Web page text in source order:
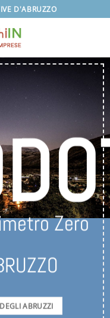
D'ABRUZZO
Zero
ABRUZZI